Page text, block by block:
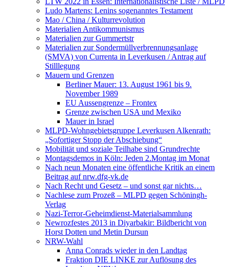
Ludo Martens: Lenins sogenanntes Testament
Mao / China / Kulturrevolution
Materialien Antikommunismus
Materialien zur Gummertstr
Materialien zur Sondermüllverbrennungsanlage
(SMVA) von Currenta in Leverkusen / Antrag auf
Stilllegung
Mauern und Grenzen
Berliner Mauer: 13. August 1961 bis 9.
November 1989
EU Aussengrenze – Frontex
Grenze zwischen USA und Mexiko
Mauer in Israel
MLPD-Wohngebietsgruppe Leverkusen Alkenrath:
„Sofortiger Stopp der Abschiebung“
Mobilität und soziale Teilhabe sind Grundrechte
Montagsdemos in Köln: Jeden 2.Montag im Monat
Nach neun Monaten eine öffentliche Kritik an einem
Beitrag auf nrw.dfg-vk.de
Nach Recht und Gesetz – und sonst gar nichts…
Nachlese zum Prozeß – MLPD gegen Schöningh-
Verlag
Nazi-Terror-Geheimdienst-Materialsammlung
Newrozfestes 2013 in Diyarbakir: Bildbericht von
Horst Dotten und Metin Dursun
NRW-Wahl
Anna Conrads wieder in den Landtag
Fraktion DIE LINKE zur Auflösung des